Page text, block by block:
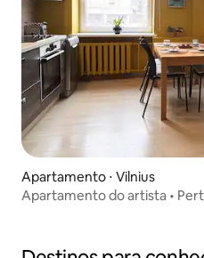
Apartamento ⋅ Vilnius
Apartamento do artista •